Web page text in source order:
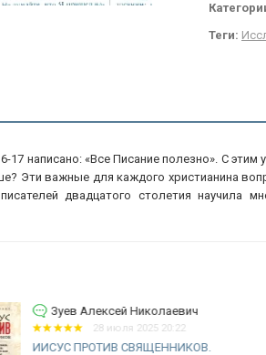
Теги:
написано: «Все Писание полезно». С
Эти важные для каждого христианина
двадцатого столетия
БИБЛИЯ